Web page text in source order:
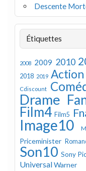
Descente
Étiquettes
2008 2009 2010
2018 2019 Action
Cdiscount
Drame
Film4 Film5
Image10
Priceminister
Son10 Sony
UniversalWarner